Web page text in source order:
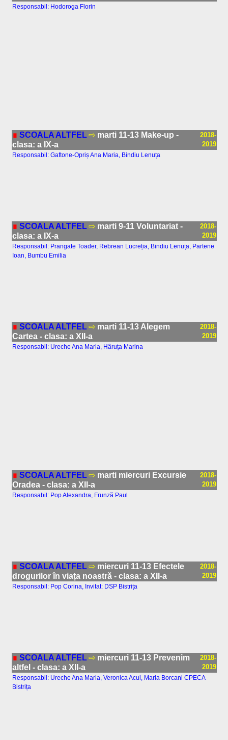
Responsabil: Hodoroga Florin
∎ SCOALA ALTFEL ⇨ marti 11-13 Make-up -
clasa: a IX-a
2018-
2019
Responsabil: Gaftone-Opriș Ana Maria, Bindiu Lenuța
∎ SCOALA ALTFEL ⇨ marti 9-11 Voluntariat -
clasa: a IX-a
2018-
2019
Responsabil: Prangate Toader, Rebrean Lucreția, Bindiu Lenuța, Partene
Ioan, Bumbu Emilia
∎ SCOALA ALTFEL ⇨ marti 11-13 Alegem
Cartea - clasa: a XII-a
2018-
2019
Responsabil: Ureche Ana Maria, Hâruța Marina
∎ SCOALA ALTFEL ⇨ marti miercuri Excursie
Oradea - clasa: a XII-a
2018-
2019
Responsabil: Pop Alexandra, Frunză Paul
∎ SCOALA ALTFEL ⇨ miercuri 11-13 Efectele
drogurilor în viața noastră - clasa: a XII-a
2018-
2019
Responsabil: Pop Corina, Invitat: DSP Bistrița
∎ SCOALA ALTFEL ⇨ miercuri 11-13 Prevenim
altfel - clasa: a XII-a
2018-
2019
Responsabil: Ureche Ana Maria, Veronica Acul, Maria Borcani CPECA
Bistrița